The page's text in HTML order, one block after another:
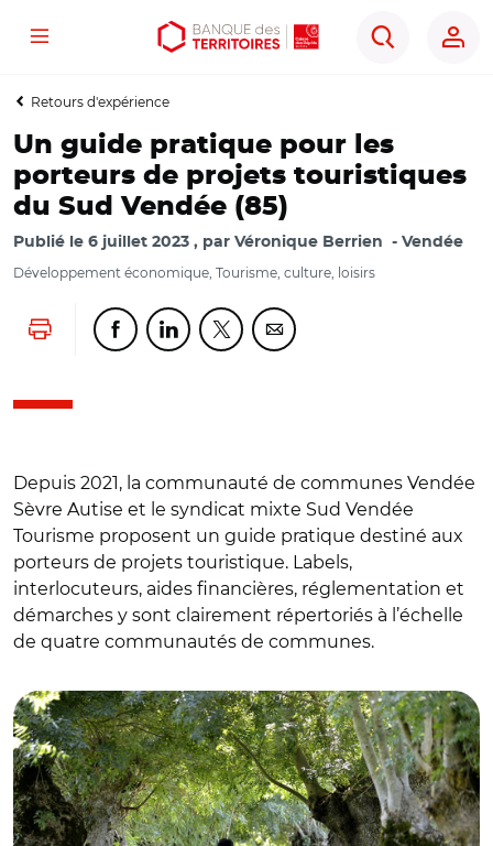
Aller
contenu
Aller
menu
Ouvrir
outils
Menu
Rechercher
Retours d'expérience
Un guide pratique pour les
porteurs de projets touristiques
du Sud Vendée (85)
Publié le 6 juillet 2023 par Véronique Berrien Vendée
Développement économique, Tourisme, culture, loisirs
Lancer l'impressionPartager cette page sur Facebook
Partager cette page sur Linkedin
Partager cette page sur Twitter
Partager cette page sur
Depuis 2021, la communauté de communes Vendée
Sèvre Autise et le syndicat mixte Sud Vendée
Tourisme proposent un guide pratique destiné aux
porteurs de projets touristique. Labels,
interlocuteurs, aides financières, réglementation et
démarches y sont clairement répertoriés à l’échelle
de quatre communautés de communes.